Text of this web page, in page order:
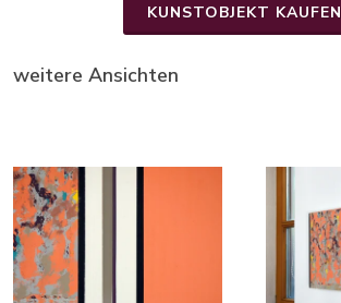
KUNSTOBJEKT KAUFEN
weitere Ansichten